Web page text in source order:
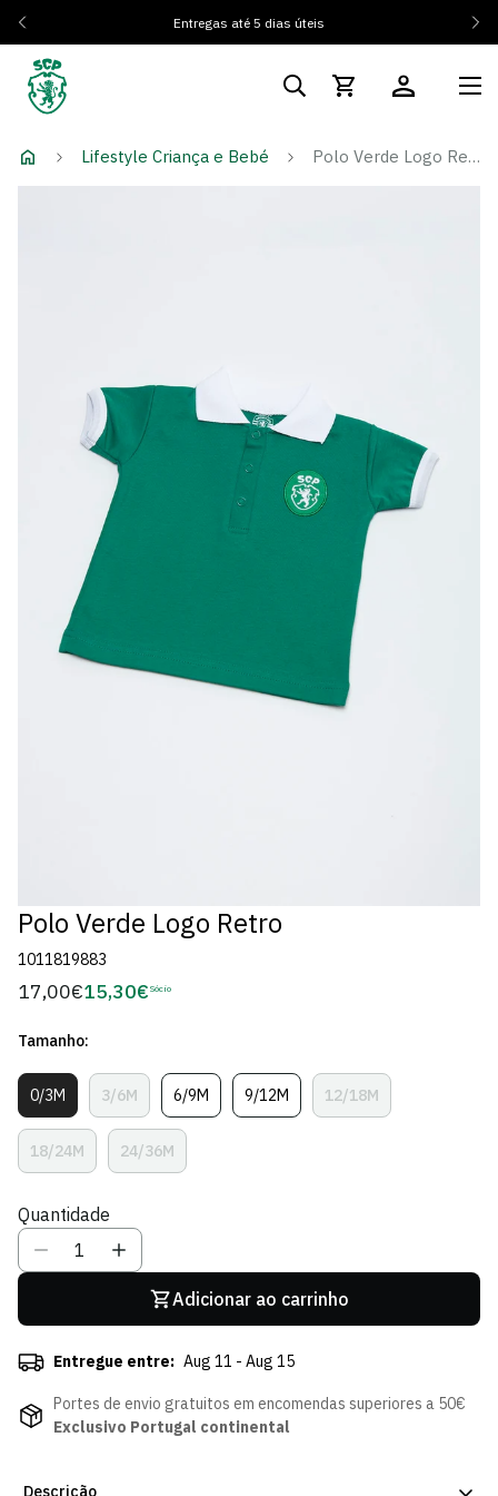
Entregas até 5 dias úteis
Lifestyle Criança e Bebé Polo Verde Logo Retro
Polo Verde Logo Retro
1011819883
Preço
17,00€ Preço
Sócio
15,30€ Sócio
Tamanho:
0/3MVariante
Esgotada
Ou
Indisponível
3/6MVariante
Esgotada
Ou
Indisponível
6/9MVariante
Esgotada
9/12MVariante
Esgotada
12/18MVariante
Esgotada
18/24MVariante
Esgotada
Indisponível
24/36MVariante
Esgotada
Quantidade
Adicionar ao carrinho
Entregue entre: Aug 11 - Aug 15
Portes de envio gratuitos em encomendas superiores a 50€
Exclusivo Portugal continental
Descrição